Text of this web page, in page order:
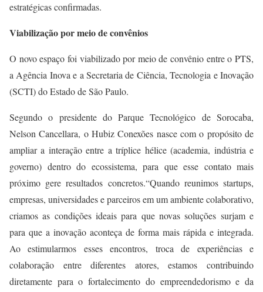
estratégicas confirmadas.
Viabilização por meio de convênios
O novo espaço foi viabilizado por meio de convênio entre o PTS,
a Agência Inova e a Secretaria de Ciência, Tecnologia e Inovação
(SCTI) do Estado de São Paulo.
Segundo o presidente do Parque Tecnológico de Sorocaba,
Nelson Cancellara, o Hubiz Conexões nasce com o propósito de
ampliar a interação entre a tríplice hélice (academia, indústria e
governo) dentro do ecossistema, para que esse contato mais
próximo gere resultados concretos.“Quando reunimos startups,
empresas, universidades e parceiros em um ambiente colaborativo,
criamos as condições ideais para que novas soluções surjam e
para que a inovação aconteça de forma mais rápida e integrada.
Ao estimularmos esses encontros, troca de experiências e
colaboração entre diferentes atores, estamos contribuindo
diretamente para o fortalecimento do empreendedorismo e da